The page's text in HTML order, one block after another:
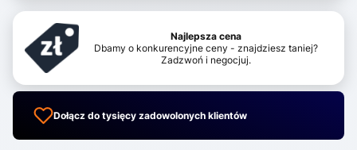
Najlepsza cena
Dbamy o konkurencyjne ceny - znajdziesz taniej?
Zadzwoń i negocjuj.
Dołącz do tysięcy zadowolonych klientów